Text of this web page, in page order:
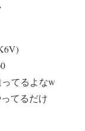
てるよなw
てるだけ